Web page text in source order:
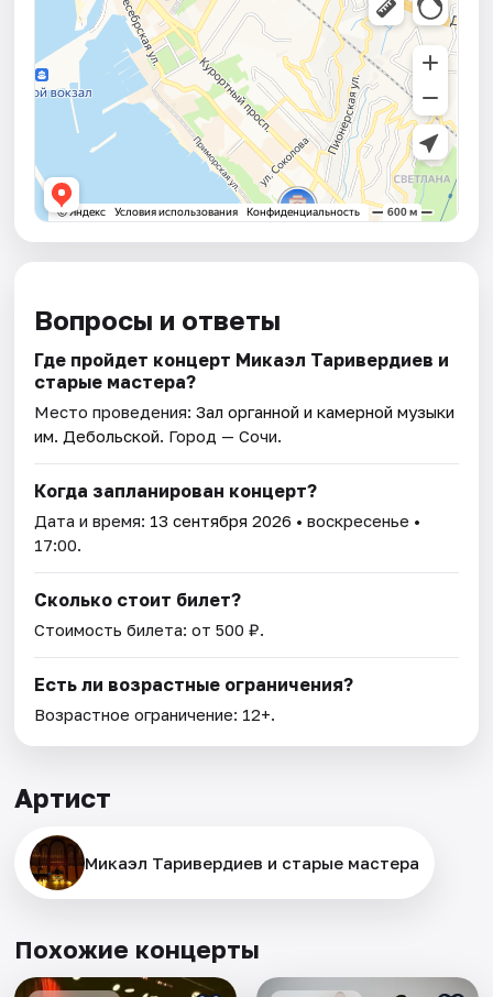
Вопросы и ответы
Где пройдет концерт Микаэл Таривердиев и
старые мастера?
Место проведения:Зал органной и камерной музыки
им. Дебольской. Город — Сочи.
Когда запланирован концерт?
Дата и время: 13 сентября 2026 • воскресенье •
17:00.
Сколько стоит билет?
Стоимость билета: от 500 ₽.
Есть ли возрастные ограничения?
Возрастное ограничение: 12+.
Артист
Микаэл Таривердиев и старые мастера
Похожие концерты